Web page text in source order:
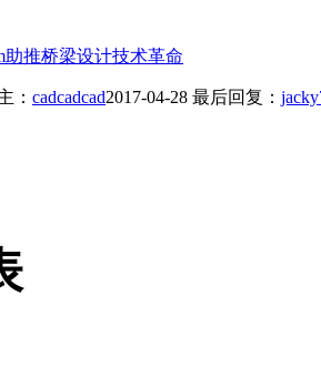
助推桥梁设计技术革命
： cadcadcad2017-04-28 最后回复：